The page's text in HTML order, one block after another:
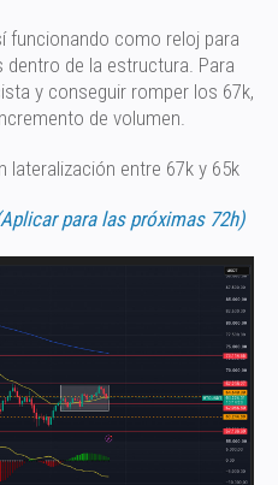
funcionando como reloj para
de la estructura. Para
y conseguir romper los 67k,
de volumen.
lateralización entre 67k y 65k
para las próximas 72h)